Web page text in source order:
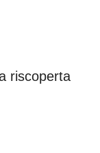
riscoperta